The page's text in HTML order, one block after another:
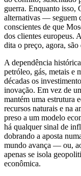
guerra. Enquanto
alternativas — seguem
conscientes de que
dos clientes europeus.
dita o preço, agora, são
A dependência
petróleo, gás, metais e
décadas os
inovação. Em vez de
mantém uma estrutura
recursos naturais e na
preso a um modelo
há qualquer sinal de
dobrando a aposta
mundo avança — ou,
apenas se isola
econômica.